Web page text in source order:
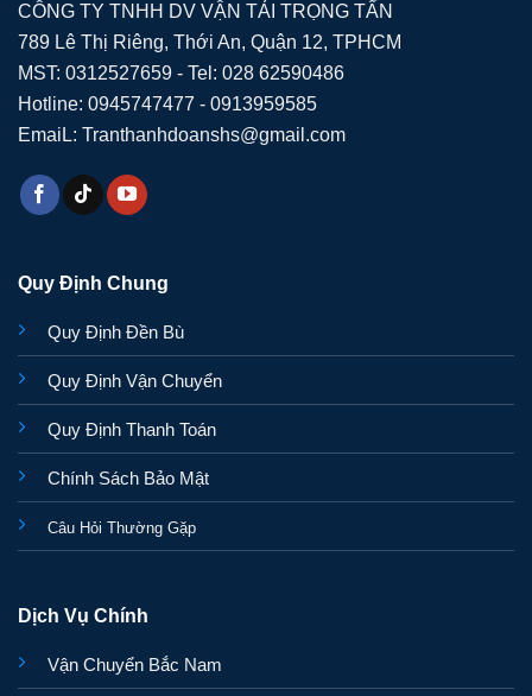
CÔNG TY TNHH DV VẬN TẢI TRỌNG TẤN
789 Lê Thị Riêng, Thới An, Quận 12, TPHCM
MST: 0312527659 - Tel: 028 62590486
Hotline: 0945747477 - 0913959585
EmaiL: Tranthanhdoanshs@gmail.com
Quy Định Chung
Quy Định Đền Bù
Quy Định Vận Chuyển
Quy Định Thanh Toán
Chính Sách Bảo Mật
Câu Hỏi Thường Gặp
Dịch Vụ Chính
Vận Chuyển Bắc Nam